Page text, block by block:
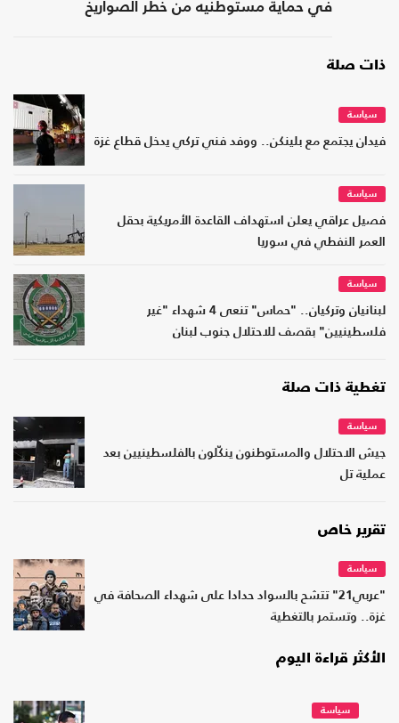
في حماية مستوطنيه من خطر الصواريخ
ذات صلة
سياسة
فيدان يجتمع مع بلينكن.. ووفد فني تركي يدخل قطاع غزة
سياسة
فصيل عراقي يعلن استهداف القاعدة الأمريكية بحقل
العمر النفطي في سوريا
سياسة
لبنانيان وتركيان.. "حماس" تنعى 4 شهداء "غير
فلسطينيين" بقصف للاحتلال جنوب لبنان
تغطية ذات صلة
سياسة
جيش الاحتلال والمستوطنون ينكّلون بالفلسطينيين بعد
عملية تل
تقرير خاص
سياسة
"عربي21" تتشح بالسواد حدادا على شهداء الصحافة في
غزة.. وتستمر بالتغطية
الأكثر قراءة اليوم
سياسة